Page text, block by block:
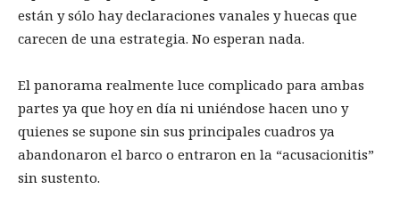
están y sólo hay declaraciones vanales y huecas que
carecen de una estrategia. No esperan nada.
El panorama realmente luce complicado para ambas
partes ya que hoy en día ni uniéndose hacen uno y
quienes se supone sin sus principales cuadros ya
abandonaron el barco o entraron en la “acusacionitis”
sin sustento.